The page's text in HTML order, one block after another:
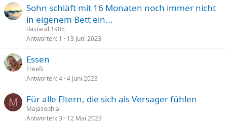
Sohn schläft mit 16 Monaten noch immer nicht
in eigenem Bett ein...
dastaudi1985
Antworten 1 13 Juni 2023
Essen
FreeB
Antworten 4 4 Juni 2023
M Für alle Eltern, die sich als Versager fühlen
Majasophia
Antworten 3 12 Mai 2023